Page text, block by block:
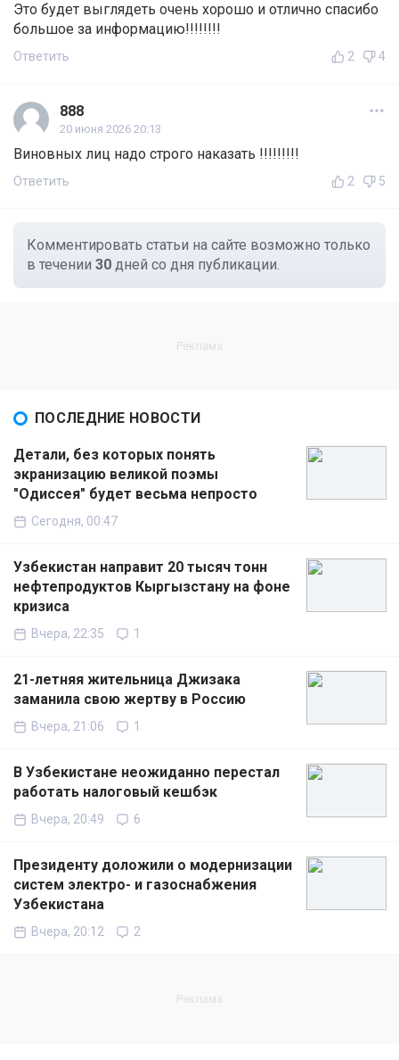
Это будет выглядеть очень хорошо и отлично спасибо
большое за информацию!!!!!!!!
Ответить 2 4
888
20 июня 2026 20:13
Виновных лиц надо строго наказать !!!!!!!!!
Ответить 2 5
Комментировать статьи на сайте возможно только
в течении 30 дней со дня публикации.
ПОСЛЕДНИЕ НОВОСТИ
Детали, без которых понять
экранизацию великой поэмы
"Одиссея" будет весьма непросто
Сегодня, 00:47
Узбекистан направит 20 тысяч тонн
нефтепродуктов Кыргызстану на фоне
кризиса
Вчера, 22:35 1
21-летняя жительница Джизака
заманила свою жертву в Россию
Вчера, 21:06 1
В Узбекистане неожиданно перестал
работать налоговый кешбэк
Вчера, 20:49 6
Президенту доложили о модернизации
систем электро- и газоснабжения
Узбекистана
Вчера, 20:12 2